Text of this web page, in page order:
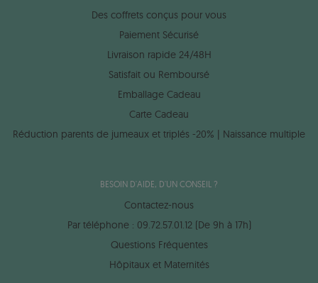
Des coffrets conçus pour vous
Paiement Sécurisé
Livraison rapide 24/48H
Satisfait ou Remboursé
Emballage Cadeau
Carte Cadeau
Réduction parents de jumeaux et triplés -20% | Naissance multiple
BESOIN D'AIDE, D'UN CONSEIL ?
Contactez-nous
Par téléphone : 09.72.57.01.12 (De 9h à 17h)
Questions Fréquentes
Hôpitaux et Maternités